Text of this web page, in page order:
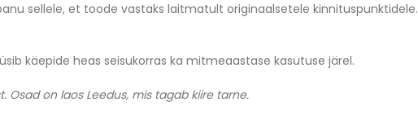
sellele, et toode vastaks laitmatult originaalsetele kinnituspunktidele.
käepide heas seisukorras ka mitmeaastase kasutuse järel.
on laos Leedus, mis tagab kiire tarne.